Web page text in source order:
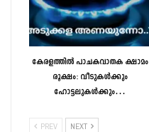
കേരളത്തിൽ പാചകവാതക ക്ഷാമം
രൂക്ഷം: വീടുകൾക്കും
ഹോട്ടലുകൾക്കും…
PREV NEXT